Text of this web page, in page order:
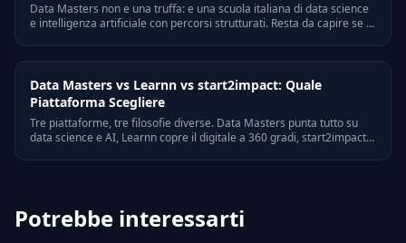
Data Masters non e una truffa: e una scuola italiana di data science
e intelligenza artificiale con percorsi strutturati. Resta da capire se il
Data Masters vs Learnn vs start2impact: Quale
Piattaforma Scegliere
Tre piattaforme, tre filosofie diverse. Data Masters punta tutto su
data science e AI, Learnn copre il digitale a 360 gradi, start2impact
Potrebbe interessarti